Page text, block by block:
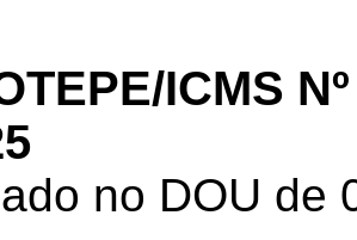
ICMS
no DOU de